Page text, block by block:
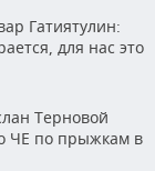
Гатиятулин:
для нас это
Терновой
ЧЕ по прыжкам в